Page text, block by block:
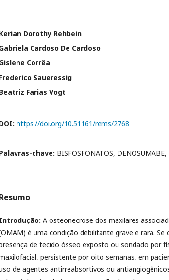
Kerian Dorothy Rehbein
Gabriela Cardoso De Cardoso
Gislene Corrêa
Frederico Saueressig
Beatriz Farias Vogt
DOI: https://doi.org/10.51161/rems/2768
Palavras-chave: BISFOSFONATOS, DENOSUMABE,
Resumo
Introdução: A osteonecrose dos maxilares
é uma condição debilitante grave e rara. Se
de tecido ósseo exposto ou sondado por
persistente por oito semanas, em
de agentes antirreabsortivos ou